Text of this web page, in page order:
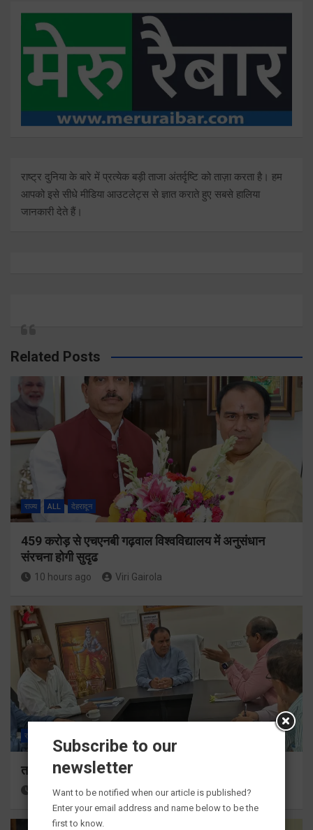
राष्ट्र दुनिया के बारे में प्रत्येक बड़ी ताजा अंतर्दृष्टि को ताज़ा करता है। हम
आपको इसे सीधे मीडिया आउटलेट्स से ज्ञात कराते हुए सबसे हालिया
जानकारी देते हैं।
Related Posts
राज्य ALL देहरादून
459 करोड़ से एचएनबी गढ़वाल विश्वविद्यालय में अनुसंधान
संरचना होगी सुदृढ
10 hours ago Viri Gairola
राज्य
तकनीकी शिक्षा विभाग प्रदेशभर में आयोजित करेगा रोजगार मेले
11 hours ago Viri Gairola
Subscribe to our
newsletter
Want to be notified when our article is published?
Enter your email address and name below to be the
first to know.